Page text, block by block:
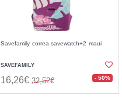
Savefamily correa savewatch+2 maui
SAVEFAMILY
16,26€ 32,52€ - 50%